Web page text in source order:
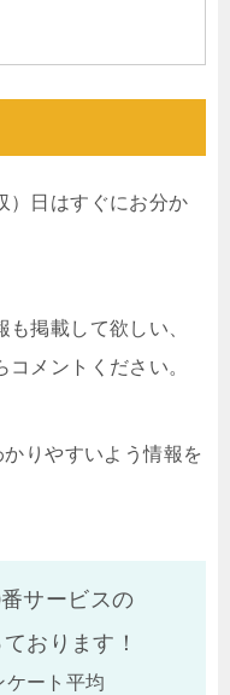
）日はすぐにお分か
掲載して欲しい、
メントください。
りやすいよう情報を
サービスの
おります！
ート平均